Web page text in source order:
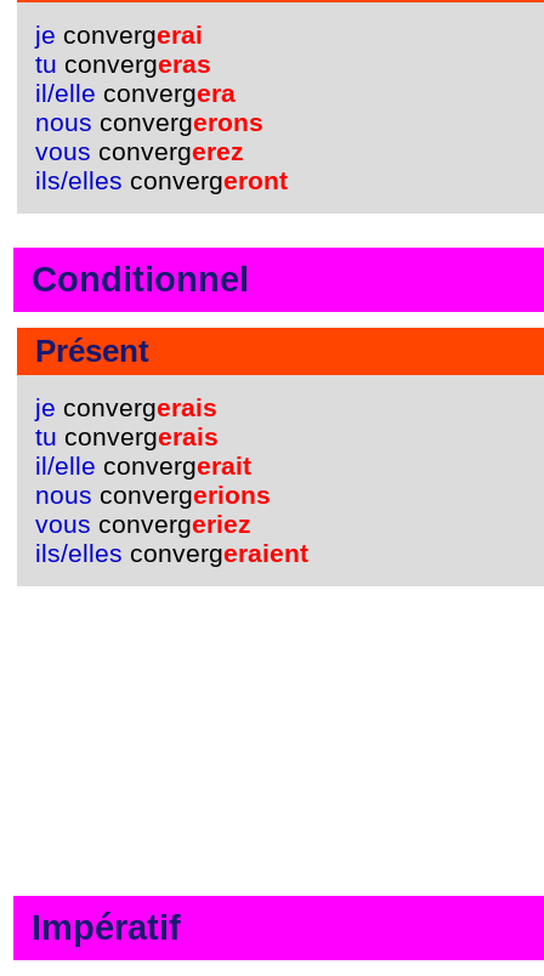
je convergerai
tu convergeras
il/elle convergera
nous convergerons
vous convergerez
ils/elles convergeront
Conditionnel
Présent
je convergerais
tu convergerais
il/elle convergerait
nous convergerions
vous convergeriez
ils/elles convergeraient
Impératif